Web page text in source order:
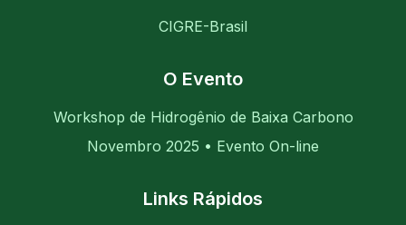
CIGRE-Brasil
O Evento
Workshop de Hidrogênio de Baixa Carbono
Novembro 2025 • Evento On-line
Links Rápidos